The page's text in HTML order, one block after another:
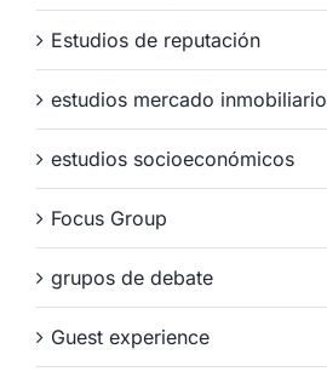
Estudios de reputación
estudios mercado inmobiliario
estudios socioeconómicos
Focus Group
grupos de debate
Guest experience